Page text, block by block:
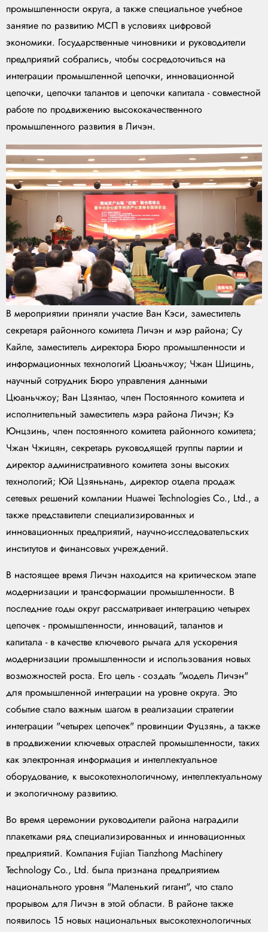
промышленности округа, а также специальное учебное
занятие по развитию МСП в условиях цифровой
экономики. Государственные чиновники и руководители
предприятий собрались, чтобы сосредоточиться на
интеграции промышленной цепочки, инновационной
цепочки, цепочки талантов и цепочки капитала - совместной
работе по продвижению высококачественного
промышленного развития в Личэн.
В мероприятии приняли участие Ван Кэси, заместитель
секретаря районного комитета Личэн и мэр района; Су
Кайле, заместитель директора Бюро промышленности и
информационных технологий Цюаньчжоу; Чжан Шицинь,
научный сотрудник Бюро управления данными
Цюаньчжоу; Ван Цзянтао, член Постоянного комитета и
исполнительный заместитель мэра района Личэн; Кэ
Юнцзинь, член постоянного комитета районного комитета;
Чжан Чжицян, секретарь руководящей группы партии и
директор административного комитета зоны высоких
технологий; Юй Цзяньнань, директор отдела продаж
сетевых решений компании Huawei Technologies Co., Ltd., а
также представители специализированных и
инновационных предприятий, научно-исследовательских
институтов и финансовых учреждений.
В настоящее время Личэн находится на критическом этапе
модернизации и трансформации промышленности. В
последние годы округ рассматривает интеграцию четырех
цепочек - промышленности, инноваций, талантов и
капитала - в качестве ключевого рычага для ускорения
модернизации промышленности и использования новых
возможностей роста. Его цель - создать "модель Личэн"
для промышленной интеграции на уровне округа. Это
событие стало важным шагом в реализации стратегии
интеграции "четырех цепочек" провинции Фуцзянь, а также
в продвижении ключевых отраслей промышленности, таких
как электронная информация и интеллектуальное
оборудование, к высокотехнологичному, интеллектуальному
и экологичному развитию.
Во время церемонии руководители района наградили
плакетками ряд специализированных и инновационных
предприятий. Компания Fujian Tianzhong Machinery
Technology Co., Ltd. была признана предприятием
национального уровня "Маленький гигант", что стало
прорывом для Личэн в этой области. В районе также
появилось 15 новых национальных высокотехнологичных